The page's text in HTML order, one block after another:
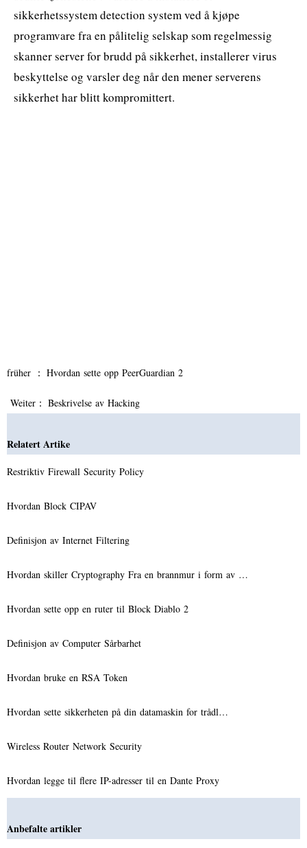
sikkerhetssystem detection system ved å kjøpe
programvare fra en pålitelig selskap som regelmessig
skanner server for brudd på sikkerhet, installerer virus
beskyttelse og varsler deg når den mener serverens
sikkerhet har blitt kompromittert.
früher ： Hvordan sette opp PeerGuardian 2
Weiter： Beskrivelse av Hacking
Relatert Artike
Restriktiv Firewall Security Policy
Hvordan Block CIPAV
Definisjon av Internet Filtering
Hvordan skiller Cryptography Fra en brannmur i form av …
Hvordan sette opp en ruter til Block Diablo 2
Definisjon av Computer Sårbarhet
Hvordan bruke en RSA Token
Hvordan sette sikkerheten på din datamaskin for trådl…
Wireless Router Network Security
Hvordan legge til flere IP-adresser til en Dante Proxy
Anbefalte artikler